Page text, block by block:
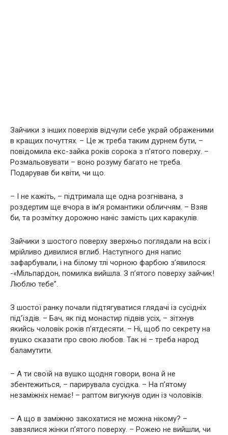
Зайчики з інших поверхів відчули себе украй ображеними
в кращих почуттях. – Це ж треба таким дурнем бути, –
повідомила екс-зайка років сорока з п’ятого поверху. –
Розмальовувати – воно розуму багато не треба.
Подарував би квіти, чи що.
– І не кажіть, – підтримала ще одна розгнівана, з
роздертим ще вчора в ім’я романтики обличчям. – Взяв
би, та розмітку дорожню наніс замість цих каракулів.
Зайчики з шостого поверху зверхньо поглядали на всіх і
мрійливо дивилися вглиб. Наступного дня напис
зафарбували, і на білому тлі чорною фарбою з’явилося:
-«Мільпардон, помилка вийшла. З п’ятого поверху зайчик!
Люблю тебе”.
З шостої ранку почали підтягуватися глядачі із сусідніх
під’їздів. – Бач, як під монастир підвів усіх, – зітхнув
якийсь чоловік років п’ятдесяти. – Ні, щоб по секрету на
вушко сказати про свою любов. Так ні – треба народ
баламутити.
– А ти своїй на вушко щодня говори, вона й не
збентежиться, – парирувала сусідка. – На п’ятому
незаміжніх немає! – раптом вигукнув один із чоловіків.
– А що в заміжню закохатися не можна нікому? –
завзялися жінки п’ятого поверху. – Рожею не вийшли, чи